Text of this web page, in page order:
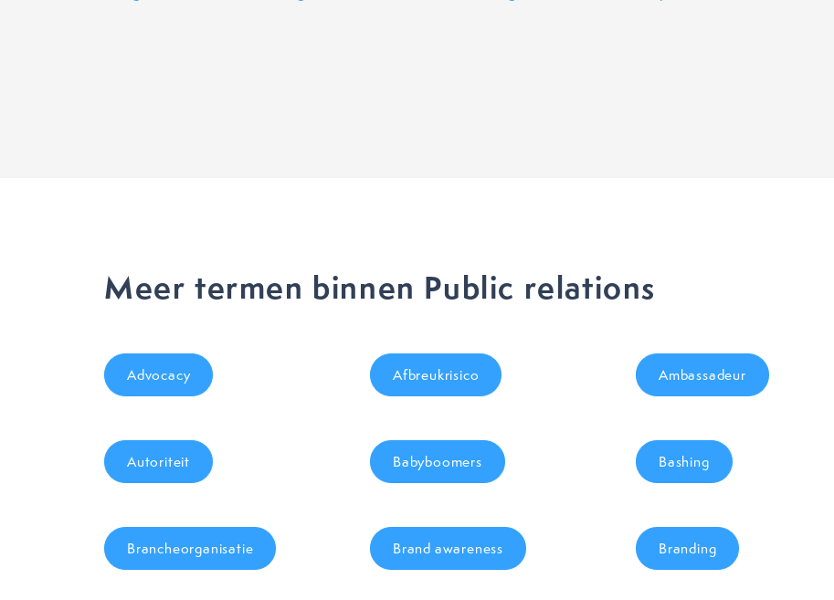
Meer termen binnen Public relations
Advocacy Afbreukrisico Ambassadeur
Autoriteit Babyboomers Bashing
Brancheorganisatie Brand awareness Branding